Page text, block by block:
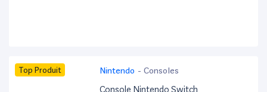
Top Produit Nintendo - Consoles
Console Nintendo Switch